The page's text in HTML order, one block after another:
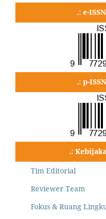
.: e-
.: p-
.:
Tim Editorial
Reviewer Team
Fokus & Ruang